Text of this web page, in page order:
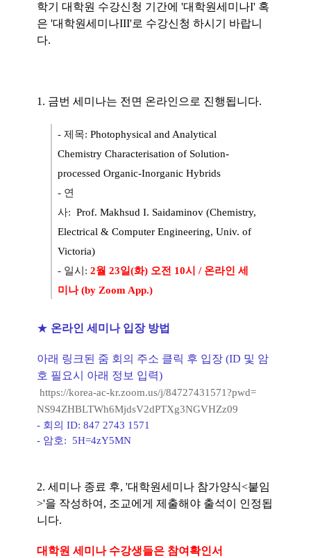
학기 대학원 수강신청 기간에 '대학원세미나I' 혹
은 '대학원세미나III'로 수강신청 하시기 바랍니
다.
1. 금번 세미나는 전면 온라인으로 진행됩니다.
- 제목: Photophysical and Analytical
Chemistry Characterisation of Solution-
processed Organic-Inorganic Hybrids
- 연
사: Prof. Makhsud I. Saidaminov (Chemistry,
Electrical & Computer Engineering, Univ. of
Victoria)
- 일시: 2월 23일(화) 오전 10시 / 온라인 세
미나 (by Zoom App.)
★ 온라인 세미나 입장 방법
아래 링크된 줌 회의 주소 클릭 후 입장 (ID 및 암
호 필요시 아래 정보 입력)
https://korea-ac-kr.zoom.us/j/84727431571?pwd=
NS94ZHBLTWh6MjdsV2dPTXg3NGVHZz09
- 회의 ID: 847 2743 1571
- 암호:
5H=4zY5MN
2. 세미나 종료 후, '대학원세미나 참가양식<붙임
>'을 작성하여, 조교에게 제출해야 출석이 인정됩
니다.
대학원 세미나 수강생들은 참여확인서